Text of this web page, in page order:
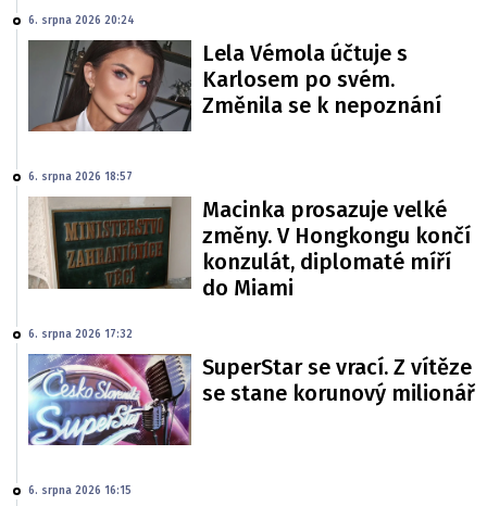
6. srpna 2026 20:24
Lela Vémola účtuje s
Karlosem po svém.
Změnila se k nepoznání
6. srpna 2026 18:57
Macinka prosazuje velké
změny. V Hongkongu končí
konzulát, diplomaté míří
do Miami
6. srpna 2026 17:32
SuperStar se vrací. Z vítěze
se stane korunový milionář
6. srpna 2026 16:15